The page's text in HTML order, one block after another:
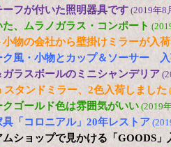
フが付いた照明器具です (2019年8
た、ムラノガラス・コンポート
小物の会社から壁掛けミラーが入荷
ク風・小物とカップ＆ソーサー
ガラスボールのミニシャンデリア
スタンドミラー、2色入荷しました
クゴールド色は雰囲気がいい (2019
具「コロニアル」20年レストア
ムショップで見かける「GOODS」